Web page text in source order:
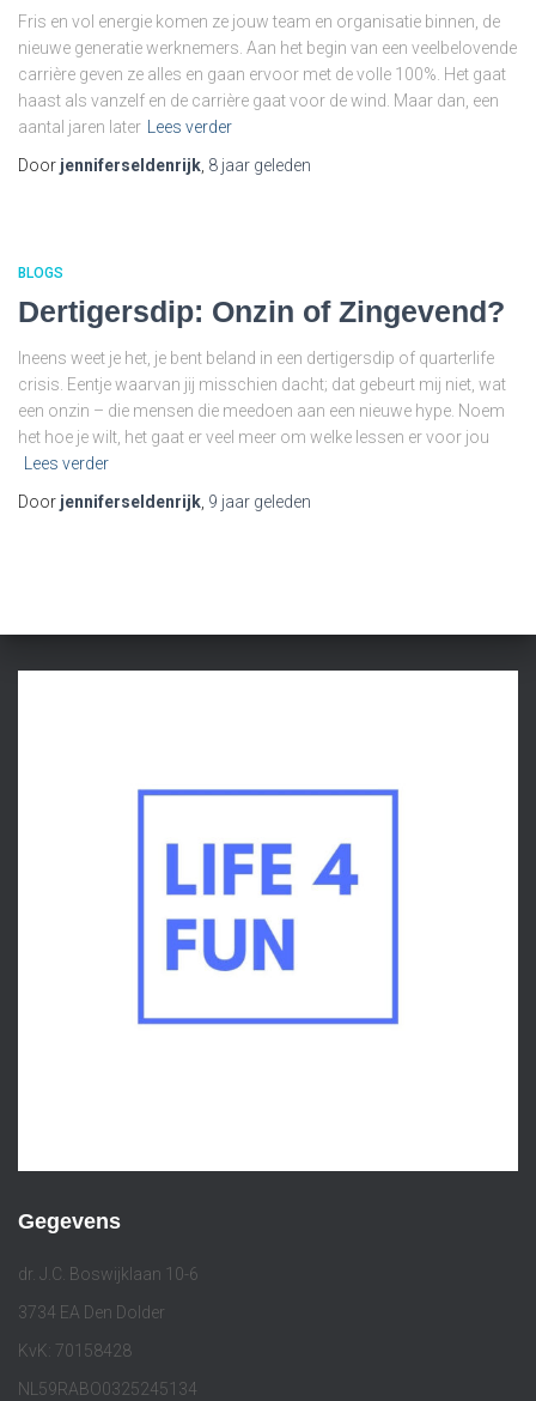
Fris en vol energie komen ze jouw team en organisatie binnen, de
nieuwe generatie werknemers. Aan het begin van een veelbelovende
carrière geven ze alles en gaan ervoor met de volle 100%. Het gaat
haast als vanzelf en de carrière gaat voor de wind. Maar dan, een
aantal jaren later
Lees verder
Door jenniferseldenrijk 8 jaar geleden
BLOGS
Dertigersdip: Onzin of Zingevend?
Ineens weet je het, je bent beland in een dertigersdip of quarterlife
crisis. Eentje waarvan jij misschien dacht; dat gebeurt mij niet, wat
een onzin – die mensen die meedoen aan een nieuwe hype. Noem
het hoe je wilt, het gaat er veel meer om welke lessen er voor jou
Lees verder
Door jenniferseldenrijk 9 jaar geleden
Gegevens
dr. J.C. Boswijklaan 10-6
3734 EA Den Dolder
KvK: 70158428
NL59RABO0325245134